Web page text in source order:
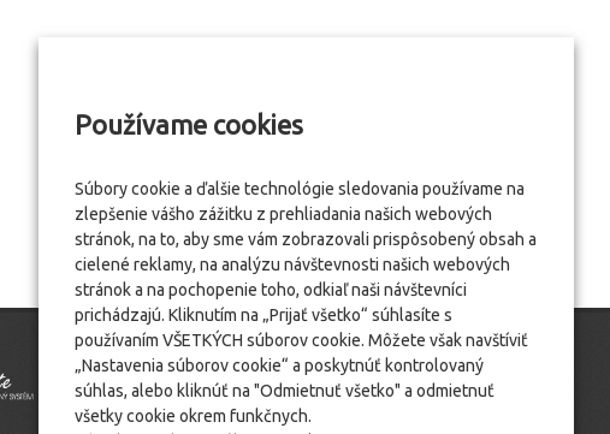
Používame cookies
Súbory cookie a ďalšie technológie sledovania používame na
zlepšenie vášho zážitku z prehliadania našich webových
stránok, na to, aby sme vám zobrazovali prispôsobený obsah a
cielené reklamy, na analýzu návštevnosti našich webových
stránok a na pochopenie toho, odkiaľ naši návštevníci
prichádzajú. Kliknutím na „Prijať všetko“ súhlasíte s
používaním VŠETKÝCH súborov cookie. Môžete však navštíviť
„Nastavenia súborov cookie“ a poskytnúť kontrolovaný
súhlas, alebo kliknúť na "Odmietnuť všetko" a odmietnuť
všetky cookie okrem funkčnych.